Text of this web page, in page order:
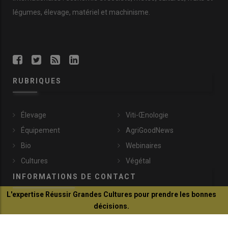
achevée le 31 mars, selon le ministère.
vaccinale I et supprime l'obligation de test PCR
légumes, élevage, matériel et machinisme.
RUBRIQUES
Élevage
Équipement
Bio
Cultures
Viti-Œnologie
AgriGoodNews
Webinaires
Végétal
INFORMATIONS DE CONTACT
communication@reussir.fr
L'expertise Réussir Grandes Cultures pour prendre les bonnes
décisions.